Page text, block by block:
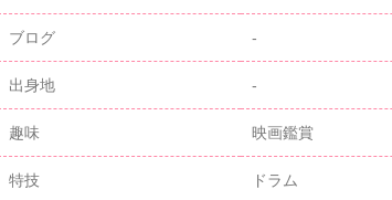
ブログ -
出身地 -
趣味 映画鑑賞
特技 ドラム